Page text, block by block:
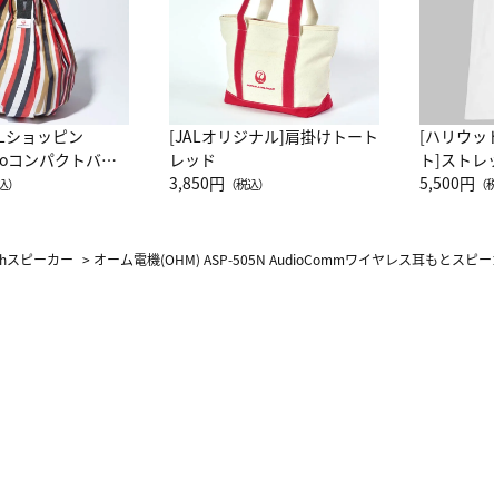
ョッピン
ンパクトバッ
室乗務員
）
[JALオリジナル]肩掛けトート
レッド
3,850円 （税込）
[ハリウッ
ト]ストレ
ーネック
5,500円 （
ピーカー > オーム電機(OHM) ASP-505N AudioCommワイヤレス耳もとスピ